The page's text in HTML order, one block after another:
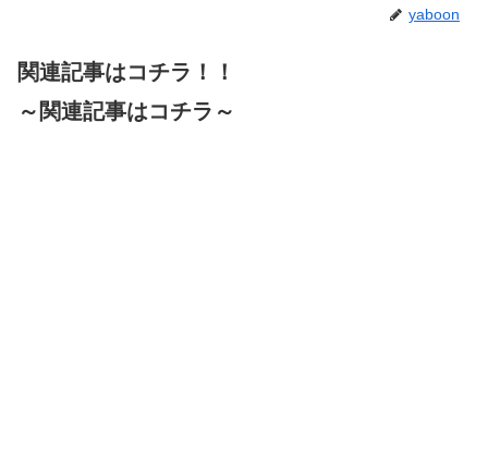
yaboon
関連記事はコチラ！！
～関連記事はコチラ～